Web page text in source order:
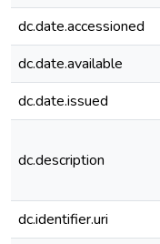
dc.date.accessioned
dc.date.available
dc.date.issued
dc.description
dc.identifier.uri